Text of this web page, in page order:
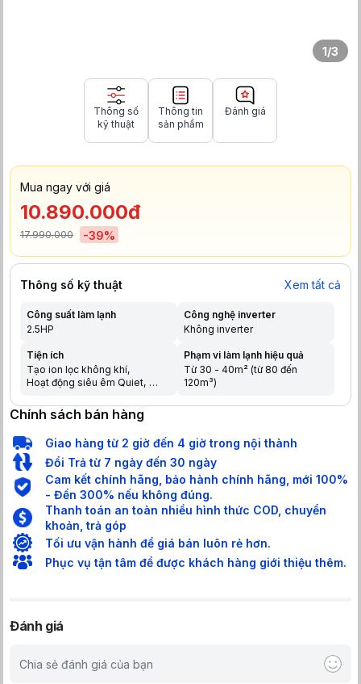
1/3
Thông số
kỹ thuật
Thông tin
sản phẩm
Đánh giá
Mua ngay với giá
10.890.000đ
17.990.000 -39%
Thông số kỹ thuật Xem tất cả
Công suất làm lạnh
2.5HP
Công nghệ inverter
Không inverter
Tiện ích
Tạo ion lọc không khí
Hoạt động siêu êm Quiet
Tự khởi động lại khi có điện
Hẹn giờ bật tắt máy
Chức năng tự chẩn đoán lỗi
Chức năng khóa an toàn cho
trẻ em
Làm lạnh nhanh trong tích tắc
khi mới bật máy
Phạm vi làm lạnh hiệu quả
Từ 30 - 40m² (từ 80 đến
120m³)
Chính sách bán hàng
Giao hàng từ 2 giờ đến 4 giờ trong nội thành
Đổi Trả từ 7 ngày đến 30 ngày
Cam kết chính hãng, bảo hành chính hãng, mới 100%
- Đền 300% nếu không đúng.
Thanh toán an toàn nhiều hình thức COD, chuyển
khoản, trả góp
Tối ưu vận hành để giá bán luôn rẻ hơn.
Phục vụ tận tâm để được khách hàng giới thiệu thêm.
Đánh giá
Chia sẻ đánh giá của bạn